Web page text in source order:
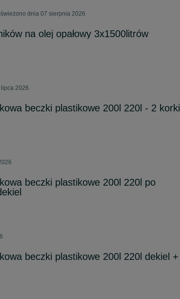
dnia 07 sierpnia 2026
na olej opałowy 3x1500litrów
2026
beczki plastikowe 200l 220l - 2 korki
beczki plastikowe 200l 220l po
beczki plastikowe 200l 220l dekiel +